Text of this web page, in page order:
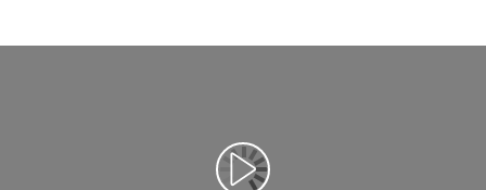
Lancer la vidéo